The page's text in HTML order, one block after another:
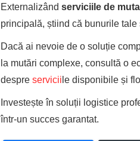
Externalizând serviciile de
principală, știind că bunurile tale
Dacă ai nevoie de o soluție
la mutări complexe, consultă o
despre servicii le disponibile și
Investește în soluții logistice
într-un succes garantat.